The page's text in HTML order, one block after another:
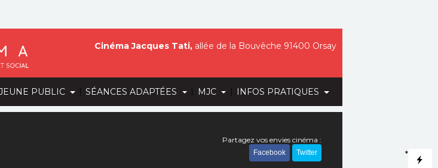
PUBLIC | SÉANCES ADAPTÉES | MJC | INFOS PRATIQUES
*
Cinéma Jacques Tati, allée de la Bouvêche 91400 Orsay
Partagez vos envies cinéma :
Facebook Twitter